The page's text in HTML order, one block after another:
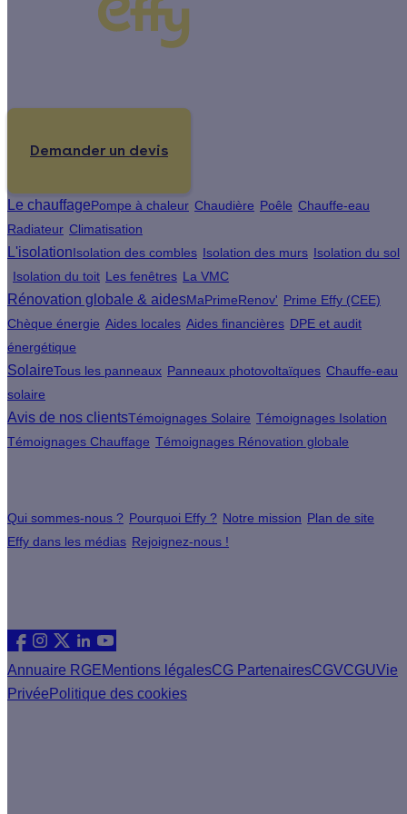
Demander un devis
Le chauffagePompe à chaleur Chaudière Poêle Chauffe-eau
Radiateur Climatisation
L'isolationIsolation des combles Isolation des murs Isolation du sol
Isolation du toit Les fenêtres La VMC
Rénovation globale & aidesMaPrimeRenov' Prime Effy (CEE)
Chèque énergie Aides locales Aides financières DPE et audit
énergétique
SolaireTous les panneaux Panneaux photovoltaïques Chauffe-eau
solaire
Avis de nos clientsTémoignages Solaire Témoignages Isolation
Témoignages Chauffage Témoignages Rénovation globale
Qui sommes-nous ? Pourquoi Effy ? Notre mission Plan de site
Effy dans les médias Rejoignez-nous !
Annuaire RGEMentions légalesCG PartenairesCGVCGUVie
Privée Politique des cookies